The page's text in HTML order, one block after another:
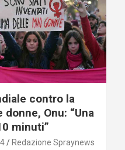
contro la
Onu: “Una
minuti”
Redazione Spraynews